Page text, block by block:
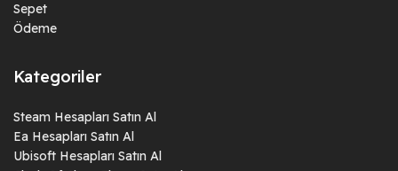
Sepet
Ödeme
Kategoriler
Steam Hesapları Satın Al
Ea Hesapları Satın Al
Ubisoft Hesapları Satın Al